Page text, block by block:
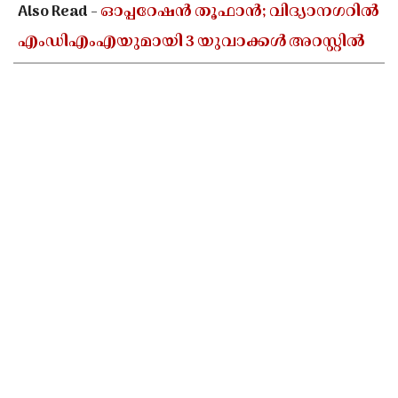
Also Read -ഓപ്പറേഷൻ തൂഫാൻ; വിദ്യാനഗറിൽ
എംഡിഎംഎയുമായി 3 യുവാക്കൾ അറസ്റ്റിൽ